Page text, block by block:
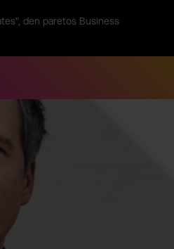
den paretos Business